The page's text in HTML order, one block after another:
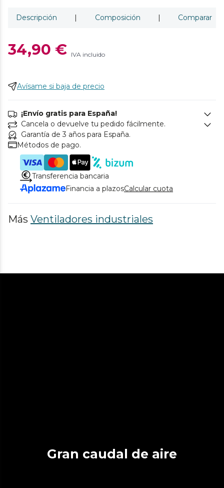
Descripción | Composición | Comparar
34,90 € IVA incluido
Avísame si baja de precio
¡Envío gratis para España!
Cancela o devuelve tu pedido fácilmente.
Garantía de 3 años para España.
Métodos de pago.
Transferencia bancaria
Financia a plazosCalcular cuota
Más Ventiladores industriales
Gran caudal de aire